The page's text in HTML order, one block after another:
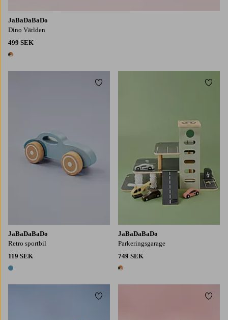
JaBaDaBaDo
Dino Världen
499 SEK
1 färg
JaBaDaBaDo
Retro sportbil
119 SEK
1 färg
Lägg till i favoriter
JaBaDaBaDo
Parkeringsgarage
749 SEK
1 färg
Lägg till i favoriter